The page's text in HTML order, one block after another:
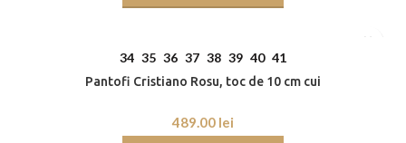
34 35 36 37 38 39 40 41
Pantofi Cristiano Rosu, toc de 10 cm cui
lei